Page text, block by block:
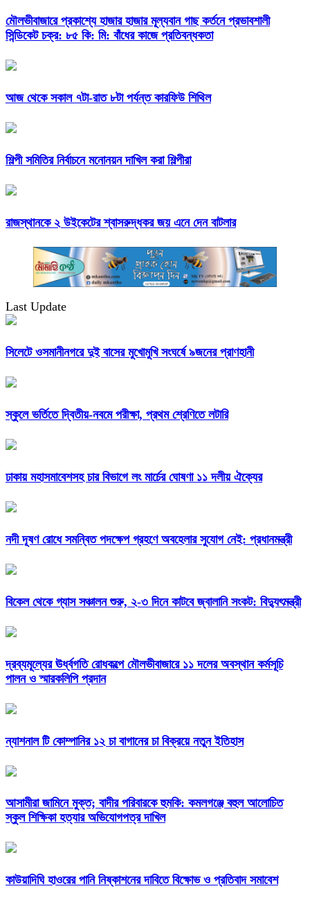
মৌলভীবাজারে প্রকাশ্যে হাজার হাজার মূল্যবান গাছ কর্তনে প্রভাবশালী
সিন্ডিকেট চক্র: ৮৫ কি: মি: বাঁধের কাজে প্রতিবন্ধকতা
আজ থেকে সকাল ৭টা-রাত ৮টা পর্যন্ত কারফিউ শিথিল
শিল্পী সমিতির নির্বাচনে মনোনয়ন দাখিল করা শিল্পীরা
রাজস্থানকে ২ উইকেটের শ্বাসরুদ্ধকর জয় এনে দেন বাটলার
Last Update
সিলেটে ওসমানীনগরে দুই বাসের মুখোমুখি সংঘর্ষে ৯জনের প্রাণহানী
স্কুলে ভর্তিতে দ্বিতীয়-নবমে পরীক্ষা, প্রথম শ্রেণিতে লটারি
ঢাকায় মহাসমাবেশসহ চার বিভাগে লং মার্চের ঘোষণা ১১ দলীয় ঐক্যের
নদী দূষণ রোধে সমন্বিত পদক্ষেপ গ্রহণে অবহেলার সুযোগ নেই: প্রধানমন্ত্রী
বিকেল থেকে গ্যাস সঞ্চালন শুরু, ২-৩ দিনে কাটবে জ্বালানি সংকট: বিদ্যুৎমন্ত্রী
দ্রব্যমূল্যের ঊর্ধ্বগতি রোধকল্পে মৌলভীবাজারে ১১ দলের অবস্থান কর্মসূচি
পালন ও স্মারকলিপি প্রদান
ন্যাশনাল টি কোম্পানির ১২ চা বাগানের চা বিক্রয়ে নতুন ইতিহাস
আসামীরা জামিনে মুক্ত; বাদীর পরিবারকে হুমকি: কমলগঞ্জে বহুল আলোচিত
স্কুল শিক্ষিকা হত্যার অভিযোগপত্র দাখিল
কাউয়াদিঘি হাওরের পানি নিষ্কাশনের দাবিতে বিক্ষোভ ও প্রতিবাদ সমাবেশ